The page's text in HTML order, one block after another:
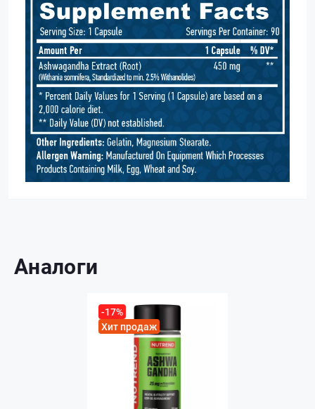
Аналоги
-17%
Хит продаж